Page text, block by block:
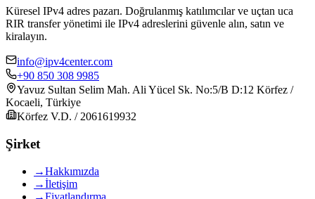
Küresel IPv4 adres pazarı. Doğrulanmış katılımcılar ve uçtan uca
RIR transfer yönetimi ile IPv4 adreslerini güvenle alın, satın ve
kiralayın.
info@ipv4center.com
+90 850 308 9985
Yavuz Sultan Selim Mah. Ali Yücel Sk. No:5/B D:12 Körfez /
Kocaeli, Türkiye
Körfez V.D. / 2061619932
Şirket
→Hakkımızda
→İletişim
→Fiyatlandırma